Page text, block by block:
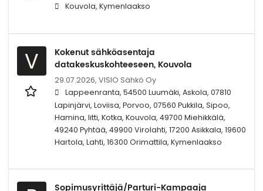
Kouvola, Kymenlaakso
V
Kokenut sähköasentaja
datakeskuskohteeseen, Kouvola
29.07.2026, VISIO Sähkö Oy
Lappeenranta, 54500 Luumäki, Askola, 07810
Lapinjärvi, Loviisa, Porvoo, 07560 Pukkila, Sipoo,
Hamina, Iitti, Kotka, Kouvola, 49700 Miehikkälä,
49240 Pyhtää, 49900 Virolahti, 17200 Asikkala, 19600
Hartola, Lahti, 16300 Orimattila, Kymenlaakso
Sopimusyrittäjä/Parturi-Kampaaja